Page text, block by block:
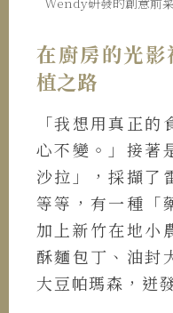
在廚房的光
植之路
「我想用真正
心不變。」接著
沙拉」，採擷了
等等，有一種「
加上新竹在地小
酥麵包丁、油封
大豆帕瑪森，迸